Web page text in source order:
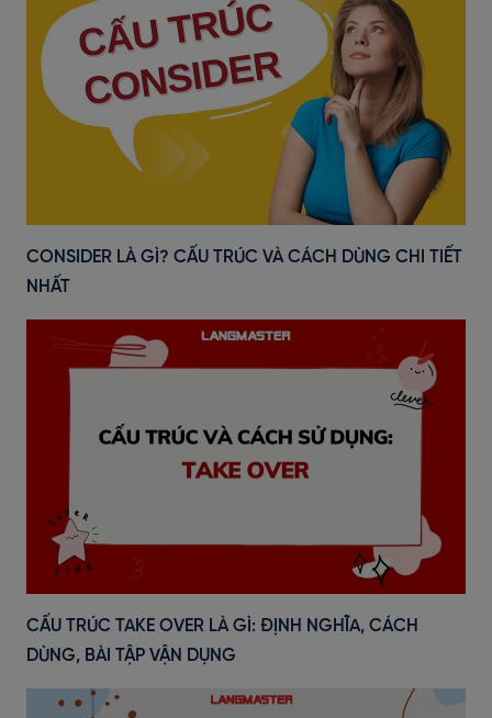
CONSIDER LÀ GÌ? CẤU TRÚC VÀ CÁCH DÙNG CHI TIẾT
NHẤT
CẤU TRÚC TAKE OVER LÀ GÌ: ĐỊNH NGHĨA, CÁCH
DÙNG, BÀI TẬP VẬN DỤNG